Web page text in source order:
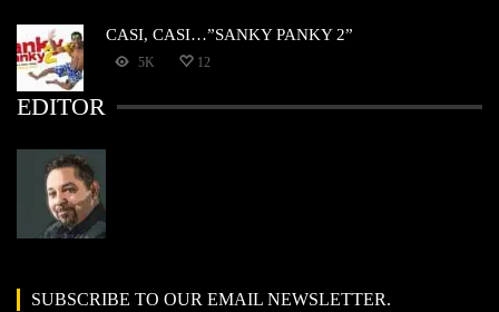
CASI, CASI…”SANKY PANKY 2”
5K 12
EDITOR
SUBSCRIBE TO OUR EMAIL NEWSLETTER.